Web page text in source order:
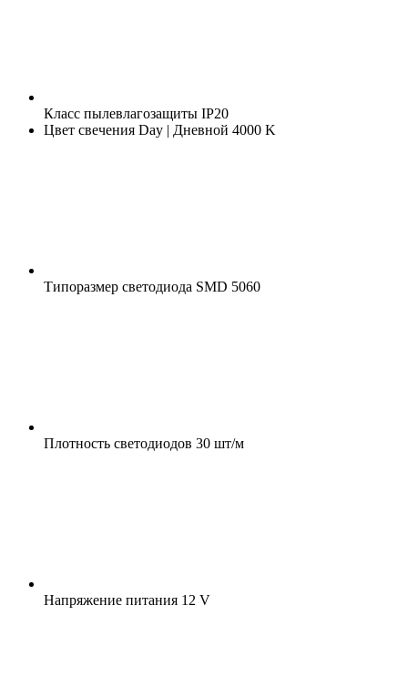
Класс пылевлагозащиты IP20
Цвет свечения Day | Дневной 4000 K
Типоразмер светодиода SMD 5060
Плотность светодиодов 30 шт/м
Напряжение питания 12 V